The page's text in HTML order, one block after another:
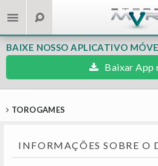
BAIXE NOSSO APLICATIVO
Baixar App
TOROGAMES
INFORMAÇÕES SOBRE O